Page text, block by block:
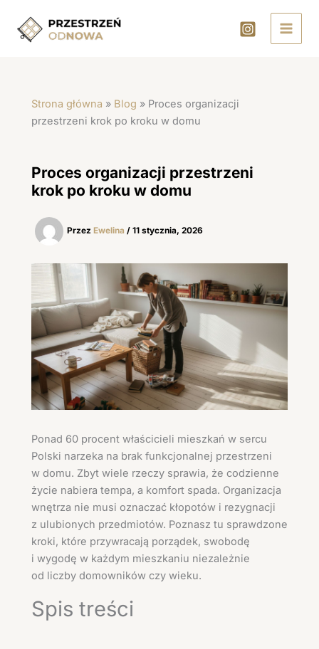
treści
Strona główna » Blog » Proces organizacji
przestrzeni krok po kroku w domu
Proces organizacji przestrzeni
krok po kroku w domu
Przez Ewelina / 11 stycznia, 2026
Ponad 60 procent właścicieli mieszkań w sercu
Polski narzeka na brak funkcjonalnej przestrzeni
w domu. Zbyt wiele rzeczy sprawia, że codzienne
życie nabiera tempa, a komfort spada. Organizacja
wnętrza nie musi oznaczać kłopotów i rezygnacji
z ulubionych przedmiotów. Poznasz tu sprawdzone
kroki, które przywracają porządek, swobodę
i wygodę w każdym mieszkaniu niezależnie
od liczby domowników czy wieku.
Spis treści